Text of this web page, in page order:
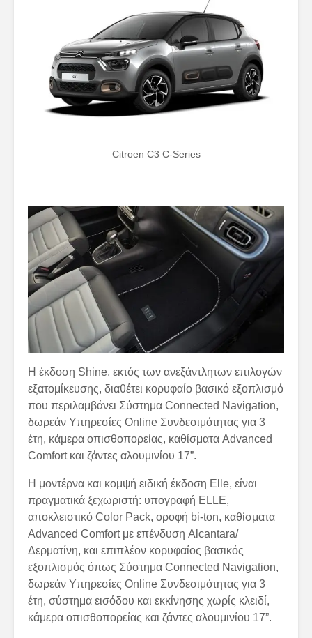
Citroen C3 C-Series
Η έκδοση Shine, εκτός των ανεξάντλητων επιλογών
εξατομίκευσης, διαθέτει κορυφαίο βασικό εξοπλισμό
που περιλαμβάνει Σύστημα Connected Navigation,
δωρεάν Υπηρεσίες Online Συνδεσιμότητας για 3
έτη, κάμερα οπισθοπορείας, καθίσματα Advanced
Comfort και ζάντες αλουμινίου 17”.
Η μοντέρνα και κομψή ειδική έκδοση Elle, είναι
πραγματικά ξεχωριστή: υπογραφή ELLE,
αποκλειστικό Color Pack, οροφή bi-ton, καθίσματα
Advanced Comfort με επένδυση Alcantara/
Δερματίνη, και επιπλέον κορυφαίος βασικός
εξοπλισμός όπως Σύστημα Connected Navigation,
δωρεάν Υπηρεσίες Online Συνδεσιμότητας για 3
έτη, σύστημα εισόδου και εκκίνησης χωρίς κλειδί,
κάμερα οπισθοπορείας και ζάντες αλουμινίου 17”.